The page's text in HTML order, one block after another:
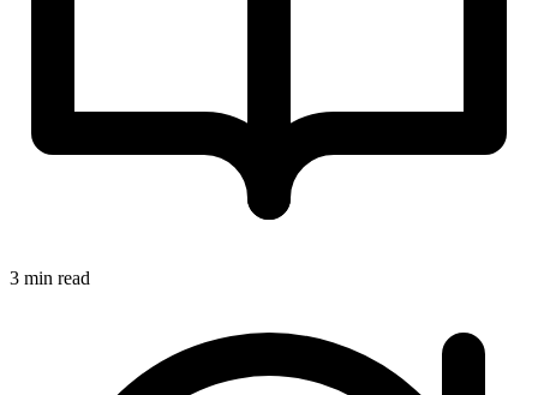
3 min read